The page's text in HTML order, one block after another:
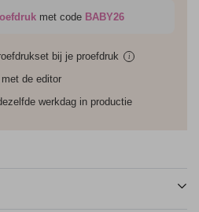
met code BABY26
bij je proefdruk i
de editor
werkdag in productie